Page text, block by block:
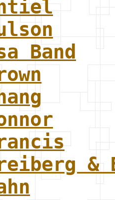
Band
&